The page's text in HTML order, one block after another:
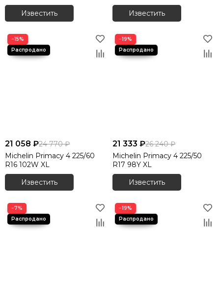
Известить Известить
−15%
21 058 ₽24 770 ₽
Michelin Primacy 4 225/60
R16 102W XL
Известить
−19%
21 333 ₽26 240 ₽
Michelin Primacy 4 225/50
R17 98Y XL
Известить
−7% −19%